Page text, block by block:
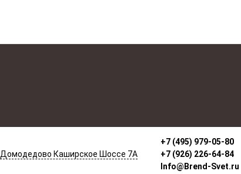
Домодедово Каширское Шоссе 7А
+7 (495) 979-05-80
+7 (926) 226-64-84
Info@Brend-Svet.ru